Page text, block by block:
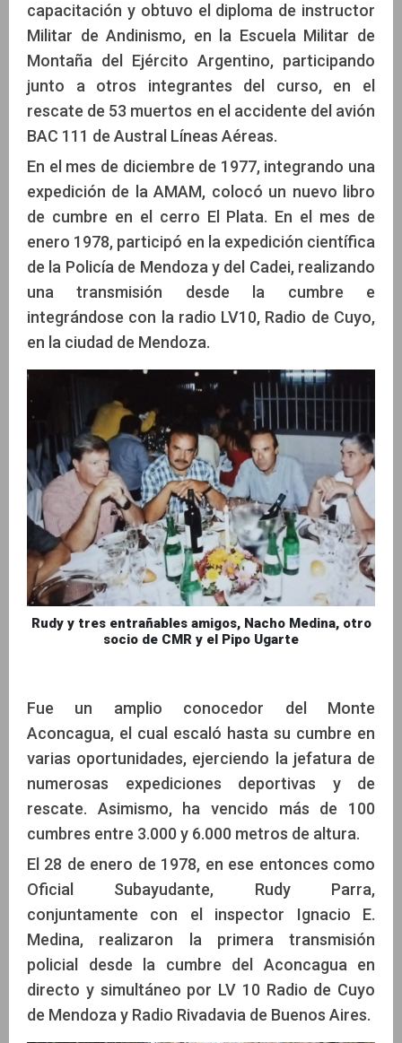
capacitación y obtuvo el diploma de instructor
Militar de Andinismo, en la Escuela Militar de
Montaña del Ejército Argentino, participando
junto a otros integrantes del curso, en el
rescate de 53 muertos en el accidente del avión
BAC 111 de Austral Líneas Aéreas.
En el mes de diciembre de 1977, integrando una
expedición de la AMAM, colocó un nuevo libro
de cumbre en el cerro El Plata. En el mes de
enero 1978, participó en la expedición científica
de la Policía de Mendoza y del Cadei, realizando
una transmisión desde la cumbre e
integrándose con la radio LV10, Radio de Cuyo,
en la ciudad de Mendoza.
Rudy y tres entrañables amigos, Nacho Medina, otro
socio de CMR y el Pipo Ugarte
Fue un amplio conocedor del Monte
Aconcagua, el cual escaló hasta su cumbre en
varias oportunidades, ejerciendo la jefatura de
numerosas expediciones deportivas y de
rescate. Asimismo, ha vencido más de 100
cumbres entre 3.000 y 6.000 metros de altura.
El 28 de enero de 1978, en ese entonces como
Oficial Subayudante, Rudy Parra,
conjuntamente con el inspector Ignacio E.
Medina, realizaron la primera transmisión
policial desde la cumbre del Aconcagua en
directo y simultáneo por LV 10 Radio de Cuyo
de Mendoza y Radio Rivadavia de Buenos Aires.